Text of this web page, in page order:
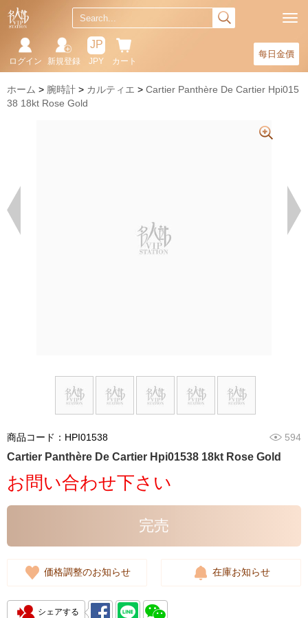
每日金價
カート
JP
JPY
新規登録
ログイン
ホーム 腕時計 カルティエ
Cartier Panthère De Cartier Hpi015
38 18kt Rose Gold
商品コード：HPI01538 594
Cartier Panthère De Cartier Hpi01538 18kt Rose Gold
お問い合わせ下さい
完売
価格調整のお知らせ 在庫お知らせ
シェアする